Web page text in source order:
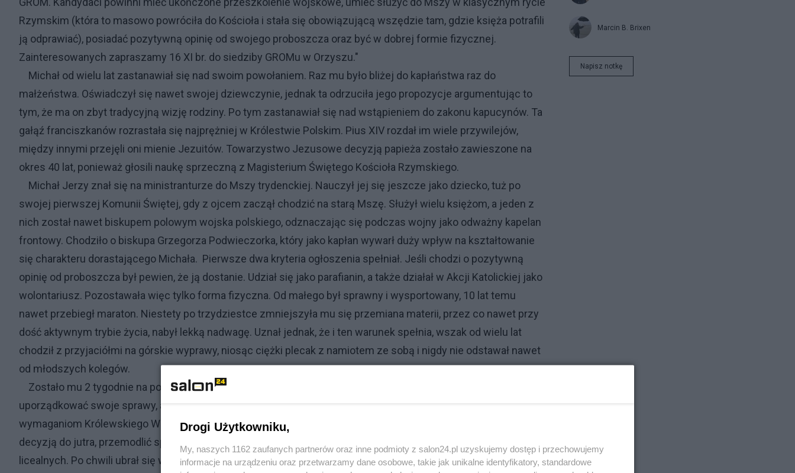
Rzymskim (która to masowo powróciła do Kościoła i stała się obowiązującą wszędzie tam, gdzie księża potrafili
ją odprawiać), posiadać pozytywną opinię od swojego proboszcza oraz być w dobrej formie fizycznej.
Zainteresowanych zapraszamy 16 XI br. do siedziby GROMu w Orzyszu."
Michał od wielu lat zastanawiał się nad swoim powołaniem. Raz mu było bliżej do kapłaństwa raz do
małżeństwa. Oświadczył się nawet swojej dziewczynie, jednak ta odrzuciła jego propozycje argumentując to
tym, że ma on zbyt tradycyjną wizję rodziny. Po tym zastanawiał się nad wstąpieniem do zakonu kapucynów. Ta
gałąź franciszkanów rozrastała się najprężniej w Królestwie Polskim. Pius XIV rozdał im wiele przywilejów,
między innymi przejęli oni mienie Jezuitów. Towarzystwo Jezusowe decyzją papieża zostało zawieszone na
okres 40 lat, ponieważ głosili naukę sprzeczną z Magisterium Świętego Kościoła Rzymskiego.
Michał Jerzy znał się na ministranturze do Mszy trydenckiej. Nauczył jej się jeszcze jako dziecko, tuż po
swojej pierwszej Komunii Świętej, gdy z ojcem zaczął chodzić na starą Mszę. Służył wielu księżom, a jeden z
nich został nawet biskupem polowym wojska polskiego, odznaczając się podczas wojny jako odważny kapelan
frontowy. Chodziło o biskupa Grzegorza Podwieczorka, który jako kapłan wywarł duży wpływ na kształtowanie
się charakteru dorastającego Michała. Pierwsze dwa kryteria ogłoszenia spełniał. Jeśli chodzi o pozytywną
opinię od proboszcza był pewien, że ją dostanie. Udział się jako parafianin, a także działał w Akcji Katolickiej jako
wolontariusz. Pozostawała więc tylko forma fizyczna. Od małego był sprawny i wysportowany, 10 lat temu
nawet przebiegł maraton. Niestety po trzydziestce zmniejszyła mu się przemiana materii, przez co nawet przy
dość aktywnym trybie życia, nabył lekką nadwagę. Uznał jednak, że i ten warunek spełnia, wszak od wielu lat
chodził z przyjaciółmi na górskie wyprawy, niosąc ciężki plecak z namiotem ze sobą i nigdy nie odstawał nawet
od młodszych kolegów.
Zostało mu 2 tygodnie na podjęcie decyzji i ewentualny wyjazd do Orzysza. W tym czasie mógł
uporządkować swoje sprawy, a także zacząć treningi, by polepszyć swoją dyspozycję fizyczną, tak by sprostać
wymaganiom Królewskiego Wojska Polskiego zawartym w ogłoszeniu. Postanowił zaczekać z ostateczną
decyzją do jutra, przemodlić sprawę i przegadać ją swoim przyjacielem Piotrem, którego znał jeszcze z czasów
licealnych. Po chwili ubrał się w ciepłe palto, wziął parasol, widząc za oknem jesienny deszcz i wyszedł się
Marcin B. Brixen
Napisz notkę
Drogi Użytkowniku,
My, naszych 1162 zaufanych partnerów oraz inne podmioty z salon24.pl uzyskujemy dostęp i przechowujemy
informacje na urządzeniu oraz przetwarzamy dane osobowe, takie jak unikalne identyfikatory, standardowe